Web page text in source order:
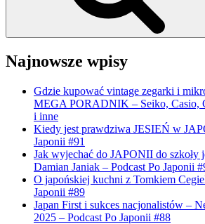
Najnowsze wpisy
Gdzie kupować vintage zegarki i
MEGA PORADNIK – Seiko, Casio,
i inne
Kiedy jest prawdziwa JESIEŃ w
Japonii #91
Jak wyjechać do JAPONII do szkoły
Damian Janiak – Podcast Po Japonii
O japońskiej kuchni z Tomkiem
Japonii #89
Japan First i sukces nacjonalistów –
2025 – Podcast Po Japonii #88